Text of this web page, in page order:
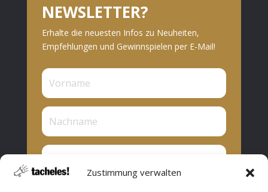
Zustimmung verwalten
NEWSLETTER?
Erhalte die neuesten Infos zu Neuheiten,
Empfehlungen und Gewinnspielen per E-Mail!